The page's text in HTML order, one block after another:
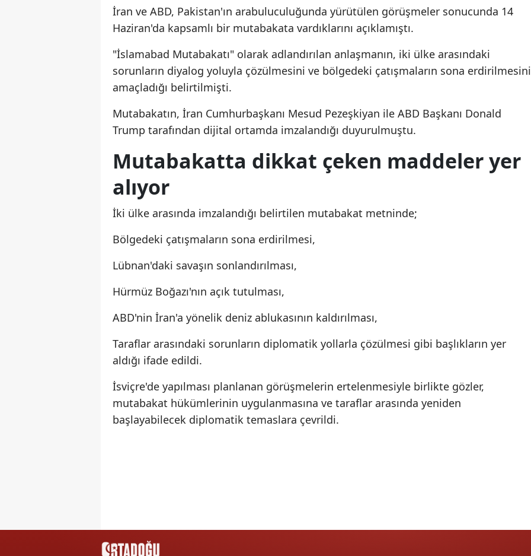
Van
Zonguldak
Bayburt
Kırıkkale
Şırnak
Yalova
Karabük
Osmaniye
Düzce
İran ve ABD, Pakistan'ın arabuluculuğunda yürütülen görüşmeler sonucunda 14
Haziran'da kapsamlı bir mutabakata vardıklarını açıklamıştı.
"İslamabad Mutabakatı" olarak adlandırılan anlaşmanın, iki ülke arasındaki
sorunların diyalog yoluyla çözülmesini ve bölgedeki çatışmaların sona erdirilmesini
amaçladığı belirtilmişti.
Mutabakatın, İran Cumhurbaşkanı Mesud Pezeşkiyan ile ABD Başkanı Donald
Trump tarafından dijital ortamda imzalandığı duyurulmuştu.
Mutabakatta dikkat çeken maddeler yer
alıyor
İki ülke arasında imzalandığı belirtilen mutabakat metninde;
Bölgedeki çatışmaların sona erdirilmesi,
Lübnan'daki savaşın sonlandırılması,
Hürmüz Boğazı'nın açık tutulması,
ABD'nin İran'a yönelik deniz ablukasının kaldırılması,
Taraflar arasındaki sorunların diplomatik yollarla çözülmesi gibi başlıkların yer
aldığı ifade edildi.
İsviçre'de yapılması planlanan görüşmelerin ertelenmesiyle birlikte gözler,
mutabakat hükümlerinin uygulanmasına ve taraflar arasında yeniden
başlayabilecek diplomatik temaslara çevrildi.